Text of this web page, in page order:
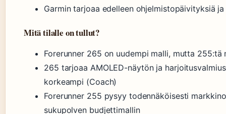
Garmin tarjoaa edelleen ohjelmistopäivityksiä
Mitä tilalle on tullut?
Forerunner 265 on uudempi malli, mutta 255:tä
265 tarjoaa AMOLED-näytön ja
korkeampi (Coach)
Forerunner 255 pysyy todennäköisesti
sukupolven budjettimallin